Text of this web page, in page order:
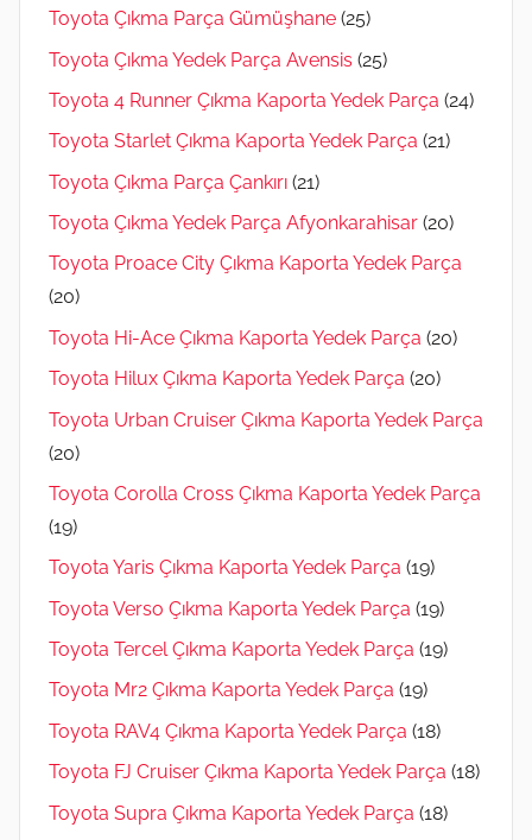
Toyota Çıkma Parça Gümüşhane (25)
Toyota Çıkma Yedek Parça Avensis (25)
Toyota 4 Runner Çıkma Kaporta Yedek Parça (24)
Toyota Starlet Çıkma Kaporta Yedek Parça (21)
Toyota Çıkma Parça Çankırı (21)
Toyota Çıkma Yedek Parça Afyonkarahisar (20)
Toyota Proace City Çıkma Kaporta Yedek Parça
(20)
Toyota Hi-Ace Çıkma Kaporta Yedek Parça (20)
Toyota Hilux Çıkma Kaporta Yedek Parça (20)
Toyota Urban Cruiser Çıkma Kaporta Yedek Parça
(20)
Toyota Corolla Cross Çıkma Kaporta Yedek Parça
(19)
Toyota Yaris Çıkma Kaporta Yedek Parça (19)
Toyota Verso Çıkma Kaporta Yedek Parça (19)
Toyota Tercel Çıkma Kaporta Yedek Parça (19)
Toyota Mr2 Çıkma Kaporta Yedek Parça (19)
Toyota RAV4 Çıkma Kaporta Yedek Parça (18)
Toyota FJ Cruiser Çıkma Kaporta Yedek Parça (18)
Toyota Supra Çıkma Kaporta Yedek Parça (18)